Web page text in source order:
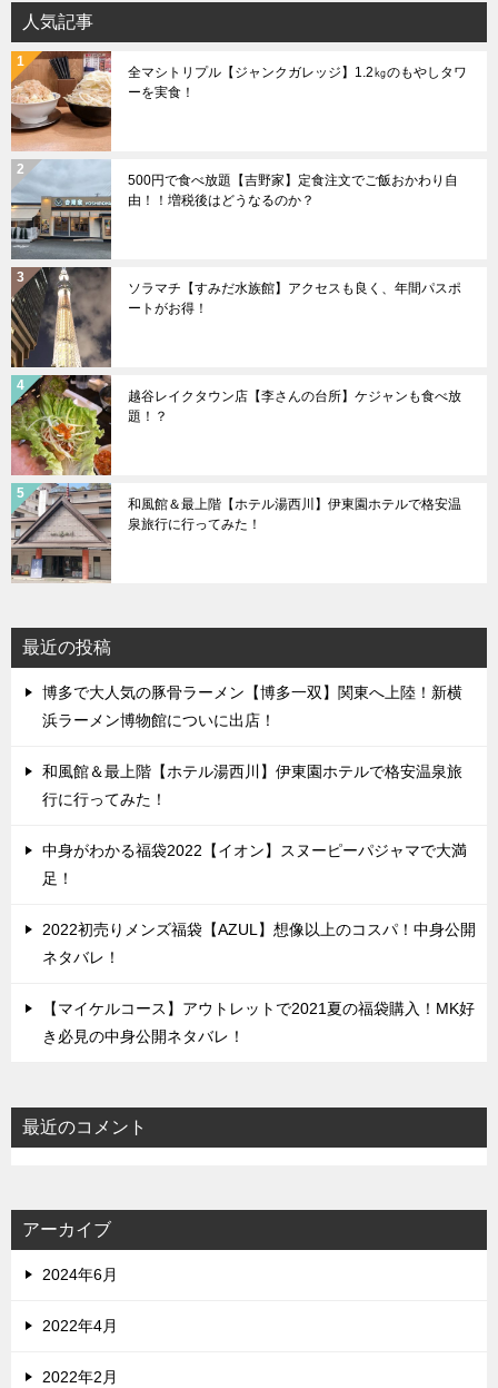
人気記事
全マシトリプル【ジャンクガレッジ】1.2㎏のもやしタワ
ーを実食！
500円で食べ放題【吉野家】定食注文でご飯おかわり自
由！！増税後はどうなるのか？
ソラマチ【すみだ水族館】アクセスも良く、年間パスポ
ートがお得！
越谷レイクタウン店【李さんの台所】ケジャンも食べ放
題！？
和風館＆最上階【ホテル湯西川】伊東園ホテルで格安温
泉旅行に行ってみた！
最近の投稿
博多で大人気の豚骨ラーメン【博多一双】関東へ上陸！新横
浜ラーメン博物館についに出店！
和風館＆最上階【ホテル湯西川】伊東園ホテルで格安温泉旅
行に行ってみた！
中身がわかる福袋2022【イオン】スヌーピーパジャマで大満
足！
2022初売りメンズ福袋【AZUL】想像以上のコスパ！中身公開
ネタバレ！
【マイケルコース】アウトレットで2021夏の福袋購入！MK好
き必見の中身公開ネタバレ！
最近のコメント
アーカイブ
2024年6月
2022年4月
2022年2月